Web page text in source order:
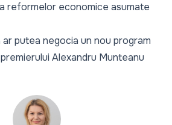
reformelor economice asumate
putea negocia un nou program
Alexandru Munteanu